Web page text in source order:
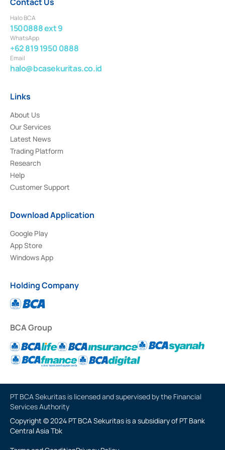
Halo BCA
1500888 ext 9
WhatsApp
+62 819 1950 0888
Email
halo@bcasekuritas.co.id
Links
About Us
Our Services
Latest News
Trading Platform
Research
Help
Customer Support
Download Application
Google Play
App Store
Windows App
Holding Company
BCA Group
PT BCA Sekuritas is licensed and supervised by the Financial
Services Authority
Copyright © 2024 PT BCA Sekuritas is a subsidiary of PT Bank
Central Asia Tbk